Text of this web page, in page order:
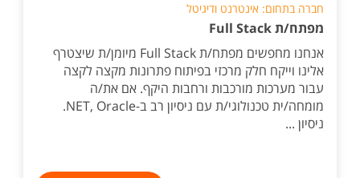
חברה בתחום: אינטרנט ודיגיטל
מפתח/ת Full Stack
אנחנו מחפשים מפתח/ת Full Stack מיומן/ת שיצטרף
אלינו וייקח חלק מרכזי בפיתוח פתרונות מקצה לקצה
עבור מערכות מורכבות ורחבות היקף. אם את/ה
מומחה/ית טכנולוגי/ת עם ניסיון רב ב-NET, Oracle.
ניסיון ...